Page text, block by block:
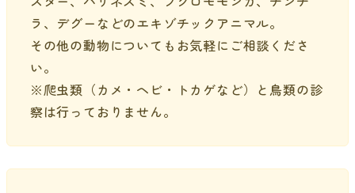
ラ、デグーなどのエキゾチックアニマル。
その他の動物についてもお気軽にご相談くださ
い。
※爬虫類（カメ・ヘビ・トカゲなど）と鳥類の診
察は行っておりません。